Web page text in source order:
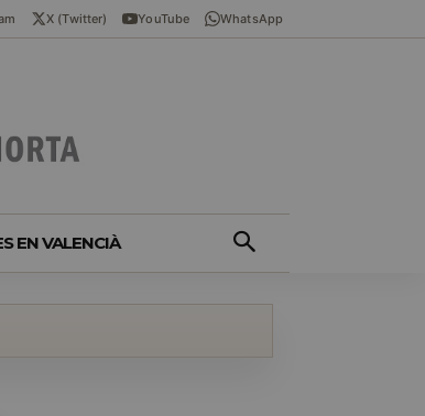
X (Twitter) YouTube WhatsApp
EN VALENCIÀ